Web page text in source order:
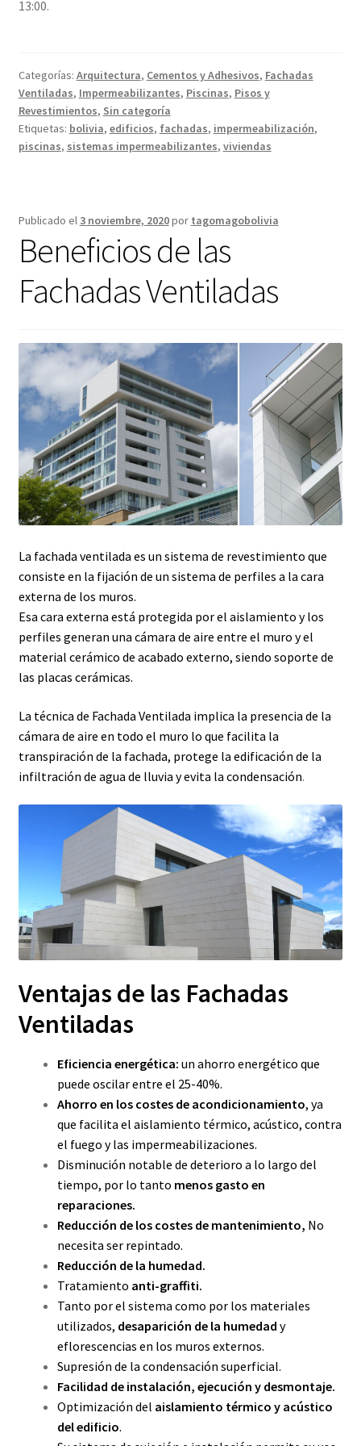
13:00.
Categorías: Arquitectura, Cementos y Adhesivos, Fachadas
Ventiladas, Impermeabilizantes, Piscinas, Pisos y
Revestimientos, Sin categoría
Etiquetas: bolivia, edificios, fachadas, impermeabilización,
piscinas, sistemas impermeabilizantes, viviendas
Publicado el 3 noviembre, 2020por tagomagobolivia
Beneficios de las
Fachadas Ventiladas
La fachada ventilada es un sistema de revestimiento que
consiste en la fijación de un sistema de perfiles a la cara
externa de los muros.
Esa cara externa está protegida por el aislamiento y los
perfiles generan una cámara de aire entre el muro y el
material cerámico de acabado externo, siendo soporte de
las placas cerámicas.
La técnica de Fachada Ventilada implica la presencia de la
cámara de aire en todo el muro lo que facilita la
transpiración de la fachada, protege la edificación de la
infiltración de agua de lluvia y evita la condensación.
Ventajas de las Fachadas
Ventiladas
Eficiencia energética: un ahorro energético que
puede oscilar entre el 25-40%.
Ahorro en los costes de acondicionamiento, ya
que facilita el aislamiento térmico, acústico, contra
el fuego y las impermeabilizaciones.
Disminución notable de deterioro a lo largo del
tiempo, por lo tanto menos gasto en
reparaciones.
Reducción de los costes de mantenimiento, No
necesita ser repintado.
Reducción de la humedad.
Tratamiento anti-graffiti.
Tanto por el sistema como por los materiales
utilizados, desaparición de la humedad y
eflorescencias en los muros externos.
Supresión de la condensación superficial.
Facilidad de instalación, ejecución y desmontaje.
Optimización del aislamiento térmico y acústico
del edificio.